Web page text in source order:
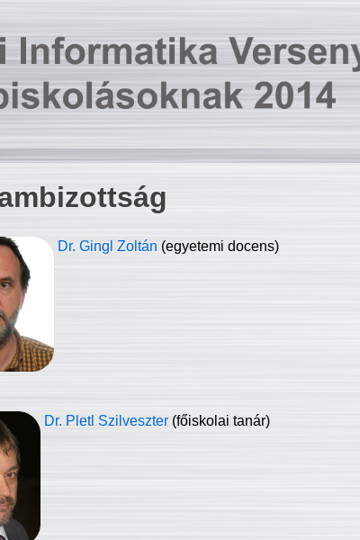
Dr. Gingl Zoltán (egyetemi docens)
Dr. Pletl Szilveszter (főiskolai tanár)